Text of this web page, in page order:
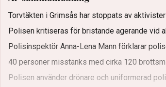
Torvtäkten i Grimsås har stoppats av
Polisen kritiseras för bristande agerande vid
Polisinspektör Anna-Lena Mann förklarar
40 personer misstänks med cirka 120
Polisen använder drönare och uniformerad